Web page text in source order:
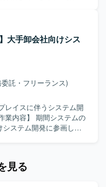
計力や技術選定の知見
：TypeScript（vue.js）
結合テストまで一連の
求めています。 【ポ
ロントエンド、インフ
素に携わることがで
スキルを高めていただ
ド：
AWS、DB：Oracleを用
大手卸会社向けシス
託・フリーランス)
レイスに伴うシステム開
ステム開発に参画し、
見る